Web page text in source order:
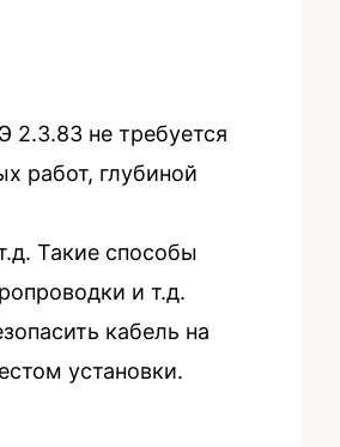
2.3.83 не требуется
работ, глубиной
Такие способы
и т.д.
кабель на
установки.